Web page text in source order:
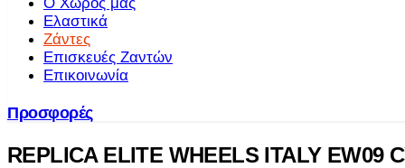
Ελαστικά
Ζάντες
Επισκευές Ζαντών
Επικοινωνία
Προσφορές
REPLICA ELITE WHEELS ITALY EW09